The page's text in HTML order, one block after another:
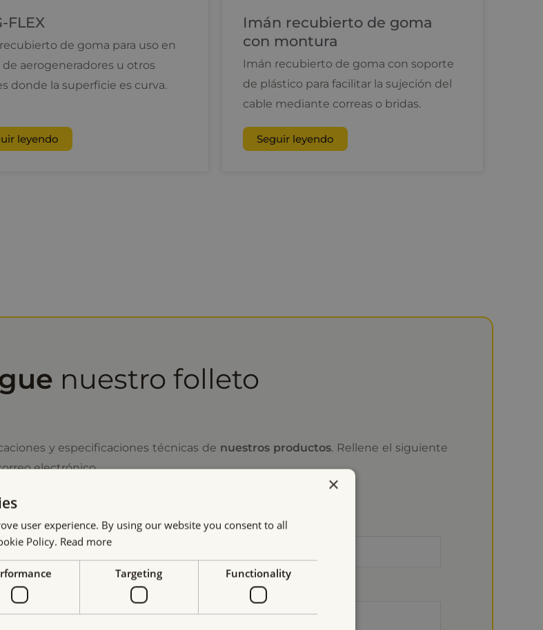
FLEX
de goma para uso en
aerogeneradores u otros
donde la superficie es curva.
leyendo
Imán recubierto de goma
con montura
Imán recubierto de goma con soporte
de plástico para facilitar la sujeción del
cable mediante correas o bridas.
Seguir leyendo
nuestro folleto
y especificaciones técnicas de nuestros productos. Rellene el siguiente
electrónico.
Nombre*
Correo electrónico
×
user experience. By using our website you consent to all
Policy. Read more
Targeting Functionality